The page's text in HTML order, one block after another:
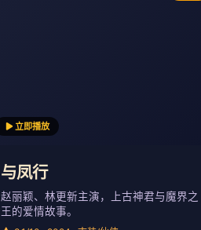
立即播放
与凤行
赵丽颖、林更新主演，上古神君与魔界之
王的爱情故事。